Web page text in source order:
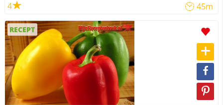
4 45m
RECEPT